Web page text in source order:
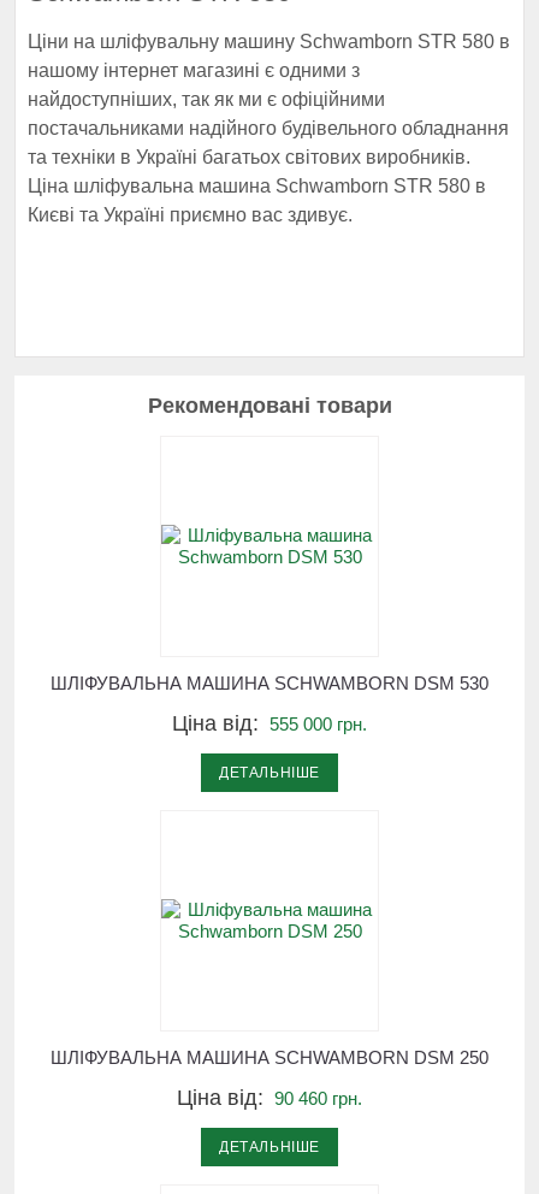
Ціни на шліфувальну машину Schwamborn STR 580 в
нашому інтернет магазині є одними з
найдоступніших, так як ми є офіційними
постачальниками надійного будівельного обладнання
та техніки в Україні багатьох світових виробників.
Ціна шліфувальна машина Schwamborn STR 580 в
Києві та Україні приємно вас здивує.
Рекомендовані товари
ШЛІФУВАЛЬНА МАШИНА SCHWAMBORN DSM 530
Ціна від: 555 000 грн.
ДЕТАЛЬНІШЕ
ШЛІФУВАЛЬНА МАШИНА SCHWAMBORN DSM 250
Ціна від: 90 460 грн.
ДЕТАЛЬНІШЕ